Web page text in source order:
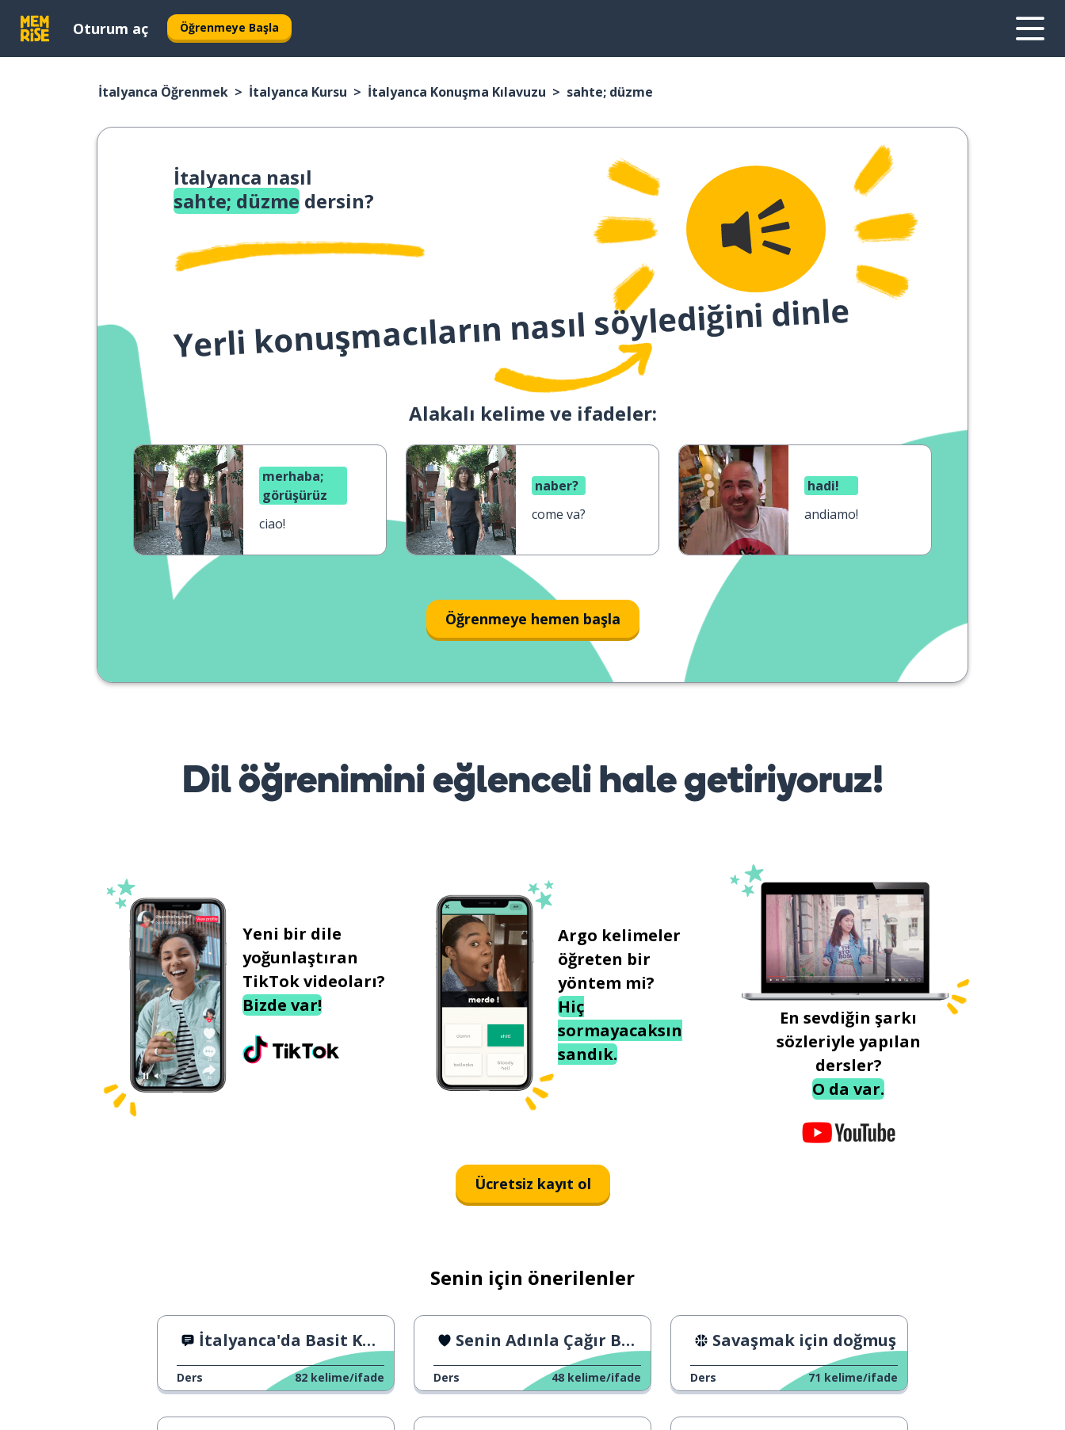
Oturum aç Öğrenmeye Başla
İtalyanca Öğrenmek İtalyanca Kursu İtalyanca Konuşma Kılavuzu sahte; düzme
İtalyanca nasıl
sahte; düzme dersin?
Yerli konuşmacıların nasıl söylediğini dinle
Alakalı kelime ve ifadeler:
merhaba;
görüşürüz
ciao!
naber?
come va?
hadi!
andiamo!
Öğrenmeye hemen başla
Dil öğrenimini eğlenceli hale getiriyoruz!
Yeni bir dile
yoğunlaştıran
TikTok videoları?
Bizde var!
Argo kelimeler
öğreten bir
yöntem mi?
Hiç
sormayacaksın
sandık.
En sevdiğin şarkı
sözleriyle yapılan
dersler?
O da var.
Ücretsiz kayıt ol
Senin için önerilenler
İtalyanca'da Basit Konuşma
Ders 82 kelime/ifade
Senin Adınla Çağır Beni Fragmanı
Ders 48 kelime/ifade
Savaşmak için doğmuş
Ders 71 kelime/ifade